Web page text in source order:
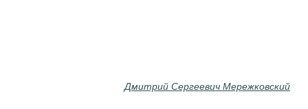
Дмитрий Сергеевич Мережковский